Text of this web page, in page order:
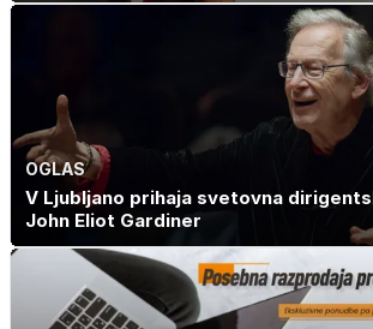
OGLAS
V Ljubljano prihaja svetovna
John Eliot Gardiner